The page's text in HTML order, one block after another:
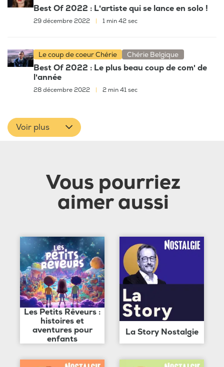
Best Of 2022 : L'artiste qui se lance en solo !
29 décembre 2022 1 min 42 sec
Le coup de coeur Chérie Chérie Belgique
Best Of 2022 : Le plus beau coup de com' de
l'année
28 décembre 2022 | 2 min 41 sec
Voir plus
Vous pourriez
aimer aussi
Les Petits Rêveurs :
histoires et
aventures pour
enfants
La Story Nostalgie